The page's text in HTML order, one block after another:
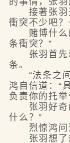
接著张羽
衝突不少吧？
赌博什么
条衝突？”
张羽首先
条。
“法条之间
鸿自信道：“
负责你的托
张羽好奇
什么？”
烈惊鸿问道
张羽想了想